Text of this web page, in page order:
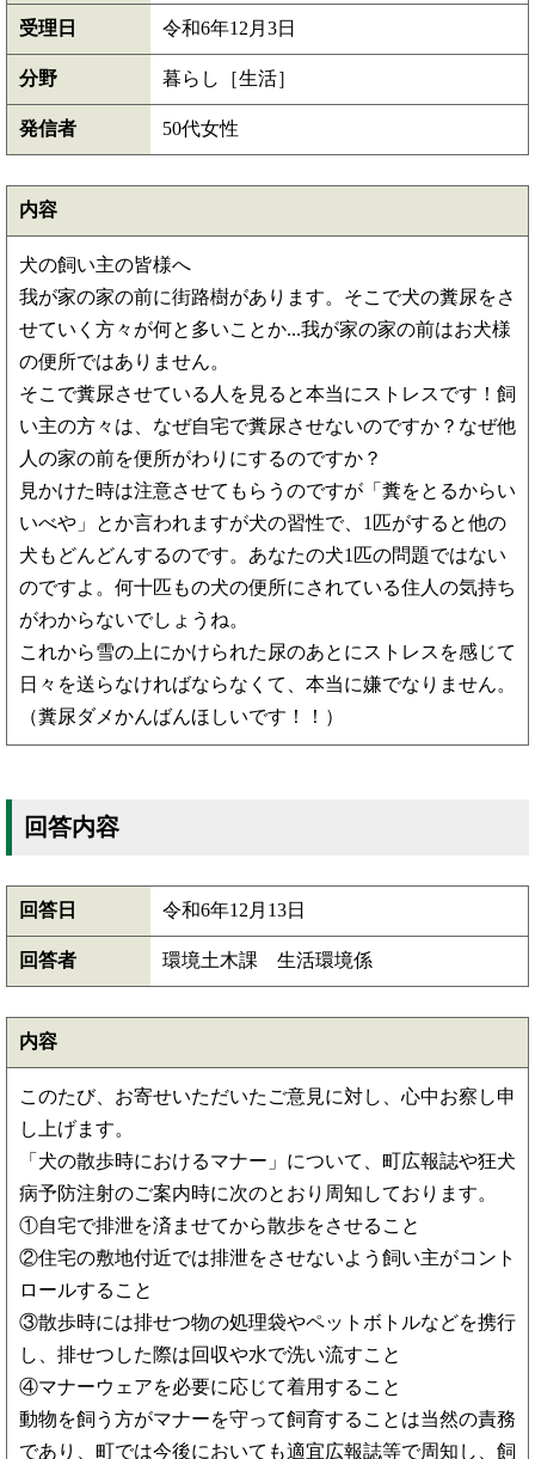
受理日 令和6年12月3日
分野 暮らし［生活］
発信者 50代女性
内容
犬の飼い主の皆様へ
我が家の家の前に街路樹があります。そこで犬の糞尿をさ
せていく方々が何と多いことか...我が家の家の前はお犬様
の便所ではありません。
そこで糞尿させている人を見ると本当にストレスです！飼
い主の方々は、なぜ自宅で糞尿させないのですか？なぜ他
人の家の前を便所がわりにするのですか？
見かけた時は注意させてもらうのですが「糞をとるからい
いべや」とか言われますが犬の習性で、1匹がすると他の
犬もどんどんするのです。あなたの犬1匹の問題ではない
のですよ。何十匹もの犬の便所にされている住人の気持ち
がわからないでしょうね。
これから雪の上にかけられた尿のあとにストレスを感じて
日々を送らなければならなくて、本当に嫌でなりません。
（糞尿ダメかんばんほしいです！！）
回答内容
回答日 令和6年12月13日
回答者 環境土木課 生活環境係
内容
このたび、お寄せいただいたご意見に対し、心中お察し申
し上げます。
「犬の散歩時におけるマナー」について、町広報誌や狂犬
病予防注射のご案内時に次のとおり周知しております。
①自宅で排泄を済ませてから散歩をさせること
②住宅の敷地付近では排泄をさせないよう飼い主がコント
ロールすること
③散歩時には排せつ物の処理袋やペットボトルなどを携行
し、排せつした際は回収や水で洗い流すこと
④マナーウェアを必要に応じて着用すること
動物を飼う方がマナーを守って飼育することは当然の責務
であり、町では今後においても適宜広報誌等で周知し、飼